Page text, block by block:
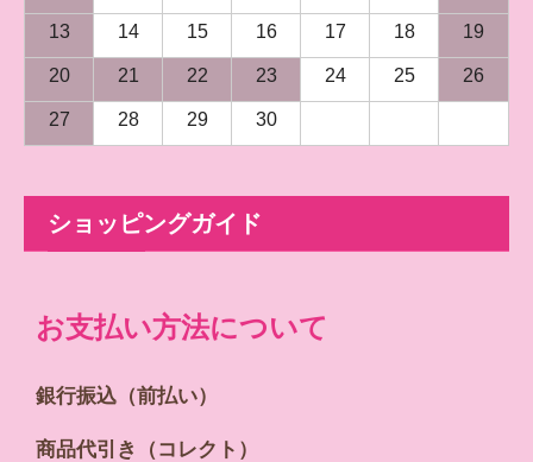
13 14 15 16 17 18 19
20 21 22 23 24 25 26
27 28 29 30
ショッピングガイド
お支払い方法について
銀行振込（前払い）
商品代引き（コレクト）